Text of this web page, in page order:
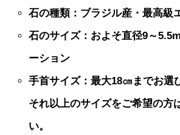
石の種類：ブラジル産・最高級
石のサイズ：およそ直径9～
ーション
手首サイズ：最大18㎝までお選
それ以上のサイズをご希望の方
い。